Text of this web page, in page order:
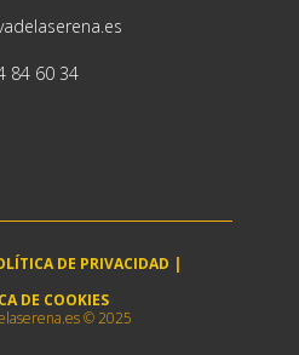
84 60 34
DE PRIVACIDAD |
DE COOKIES
© 2025